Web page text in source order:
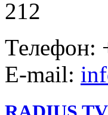
212
Телефон:
E-mail: